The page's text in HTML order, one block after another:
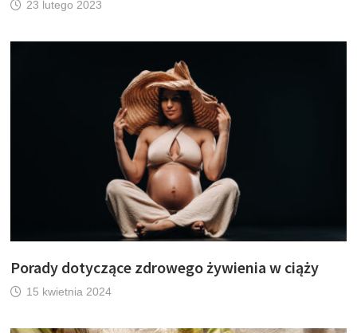
23 lutego 2023
Porady dotyczące zdrowego żywienia w ciąży
15 kwietnia 2024